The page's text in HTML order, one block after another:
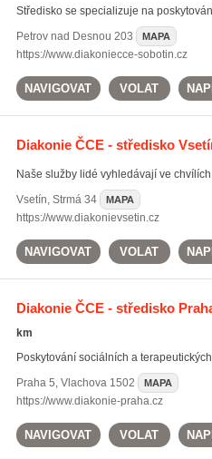
Středisko se specializuje na
Petrov nad Desnou 203 MAPA
https://www.diakoniecce-sobotin.cz
NAVIGOVAT VOLAT
Diakonie ČCE - středisko
Naše služby lidé vyhledávají ve
Vsetín, Strmá 34 MAPA
https://www.diakonievsetin.cz
NAVIGOVAT VOLAT
Diakonie ČCE - středisko
km
Poskytování sociálních a
Praha 5, Vlachova 1502 MAPA
https://www.diakonie-praha.cz
NAVIGOVAT VOLAT